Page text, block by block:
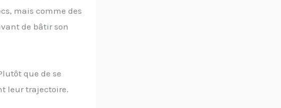
mais comme des
de bâtir son
que de se
leur trajectoire.